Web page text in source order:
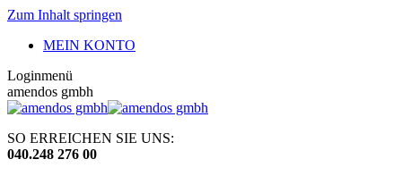
Zum Inhalt springen
MEIN KONTO
Loginmenü
amendos gmbh
SO ERREICHEN SIE UNS:
040.248 276 00